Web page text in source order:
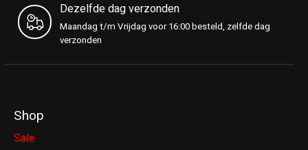
Dezelfde dag verzonden
Maandag t/m Vrijdag voor 16:00 besteld, zelfde dag
verzonden
Shop
Sale